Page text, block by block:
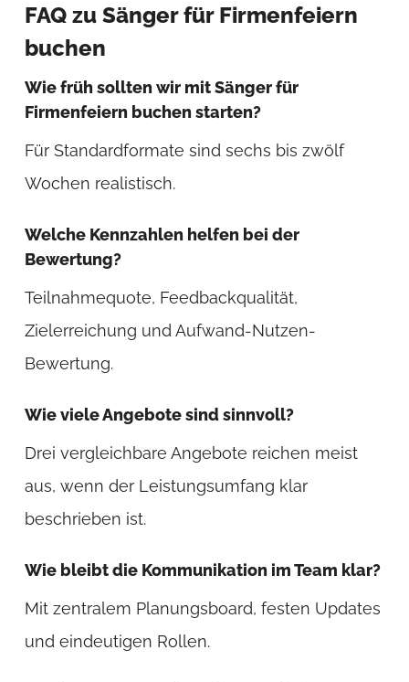
FAQ zu Sänger für Firmenfeiern
buchen
Wie früh sollten wir mit Sänger für
Firmenfeiern buchen starten?
Für Standardformate sind sechs bis zwölf
Wochen realistisch.
Welche Kennzahlen helfen bei der
Bewertung?
Teilnahmequote, Feedbackqualität,
Zielerreichung und Aufwand-Nutzen-
Bewertung.
Wie viele Angebote sind sinnvoll?
Drei vergleichbare Angebote reichen meist
aus, wenn der Leistungsumfang klar
beschrieben ist.
Wie bleibt die Kommunikation im Team klar?
Mit zentralem Planungsboard, festen Updates
und eindeutigen Rollen.